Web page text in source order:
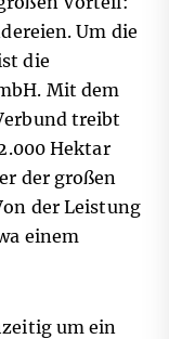
Um die
die
Mit dem
treibt
Hektar
der großen
der Leistung
einem
um ein